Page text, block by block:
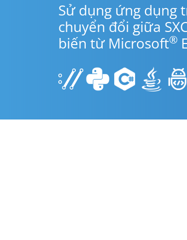
Sử dụng ứng dụng
chuyển đổi giữa
biến từ Microsoft®